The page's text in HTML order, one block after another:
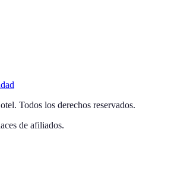
. Todos los derechos reservados.
de afiliados.